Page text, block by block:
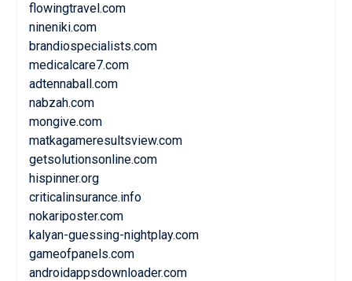
flowingtravel.com
nineniki.com
brandiospecialists.com
medicalcare7.com
adtennaball.com
nabzah.com
mongive.com
matkagameresultsview.com
getsolutionsonline.com
hispinner.org
criticalinsurance.info
nokariposter.com
kalyan-guessing-nightplay.com
gameofpanels.com
androidappsdownloader.com